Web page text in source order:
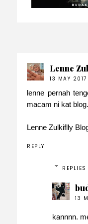
Lenne
13 MAY
lenne pernah
macam ni kat
Lenne Zulkiflly
REPLY
REPLIES
13
kannnn.